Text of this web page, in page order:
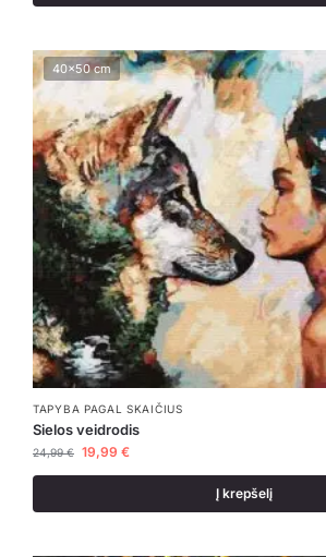
40x50 cm
TAPYBA PAGAL SKAIČIUS
Sielos veidrodis
24,99€ 19,99 €
Į krepšelį